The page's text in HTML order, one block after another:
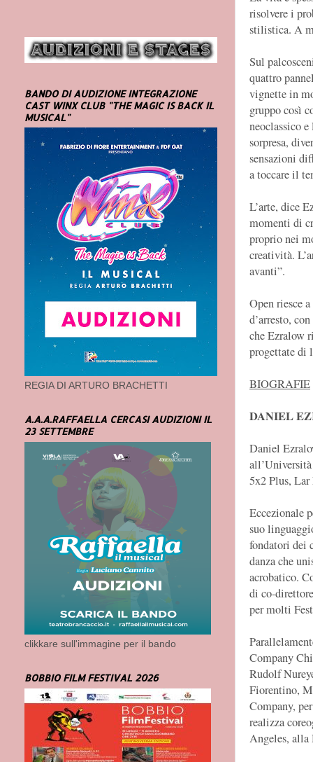
risolvere i
stilistica. A
Sul
quattro
vignette in
gruppo così
neoclassico
sorpresa,
sensazioni
a toccare il
L’arte, dice
momenti di
proprio nei
creatività.
avanti”.
Open riesce
d’arresto,
che Ezralow
progettate di
BIOGRAFIE
DANIEL
Daniel
5x2 Plus,
Eccezionale
suo
fondatori dei
danza che
acrobatico.
di co-
per molti
Company
Rudolf
Fiorentino,
Company,
realizza
Angeles, alla
BANDO DI AUDIZIONE INTEGRAZIONE
CAST WINX CLUB "THE MAGIC IS BACK IL
MUSICAL"
REGIA DI ARTURO BRACHETTI
A.A.A.RAFFAELLA CERCASI AUDIZIONI IL
23 SETTEMBRE
clikkare sull'immagine per il bando
BOBBIO FILM FESTIVAL 2026